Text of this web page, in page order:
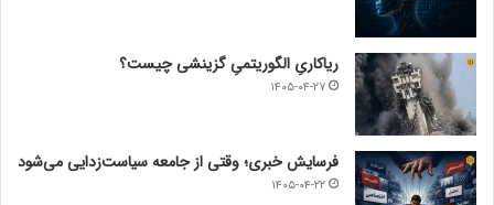
ریاکاریِ الگوریتمیِ گزینشی چیست؟
۱۴۰۵-۰۴-۲۷
فرسایش خبری؛ وقتی از جامعه سیاست‌زدایی می‌شود
۱۴۰۵-۰۴-۲۲